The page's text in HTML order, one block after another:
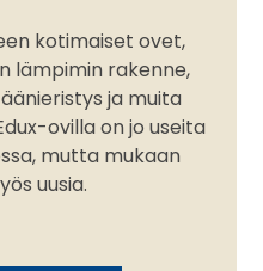
kotimaiset ovet,
lämpimin rakenne,
ja muita
ovilla on jo useita
mutta mukaan
uusia.